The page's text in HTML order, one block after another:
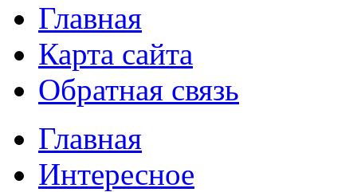
Главная
Карта сайта
Обратная связь
Главная
Интересное